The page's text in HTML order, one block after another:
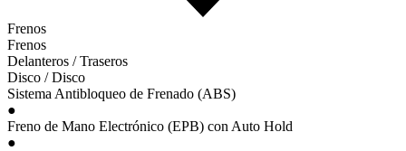
Frenos
Frenos
Delanteros / Traseros
Disco / Disco
Sistema Antibloqueo de Frenado (ABS)
●
Freno de Mano Electrónico (EPB) con Auto Hold
●